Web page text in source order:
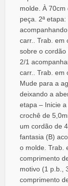
molde. À
peça. 2ª
carr.. Trab. em
sobre o
2/1
carr.. Trab. em
Mude para a
deixando a
etapa – Inicie
crochê de
um cordão de
fantasia (B)
o molde. Trab.
comprimento
motivo (1 p.b.,
comprimento